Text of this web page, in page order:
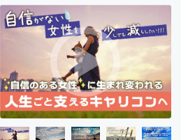
テクノロジー・ガジェット
映像・映画
ビジネス・起業